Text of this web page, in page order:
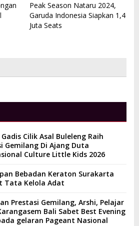
Peak Season Nataru 2024,
Garuda Indonesia Siapkan 1,4
Juta Seats
Cilik Asal Buleleng Raih
Gemilang Di Ajang Duta
Culture Little Kids 2026
Bebadan Keraton Surakarta
Tata Kelola Adat
Prestasi Gemilang, Arshi, Pelajar
Bali Sabet Best Evening
gelaran Pageant Nasional